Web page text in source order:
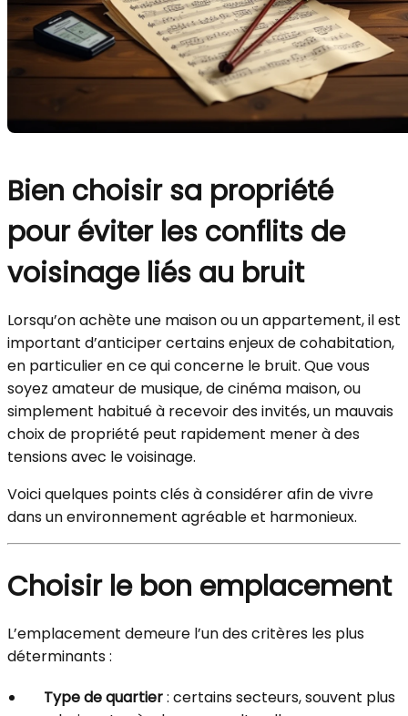
Bien choisir sa propriété
pour éviter les conflits de
voisinage liés au bruit
Lorsqu’on achète une maison ou un appartement, il est
important d’anticiper certains enjeux de cohabitation,
en particulier en ce qui concerne le bruit. Que vous
soyez amateur de musique, de cinéma maison, ou
simplement habitué à recevoir des invités, un mauvais
choix de propriété peut rapidement mener à des
tensions avec le voisinage.
Voici quelques points clés à considérer afin de vivre
dans un environnement agréable et harmonieux.
Choisir le bon emplacement
L’emplacement demeure l’un des critères les plus
déterminants :
Type de quartier: certains secteurs, souvent plus